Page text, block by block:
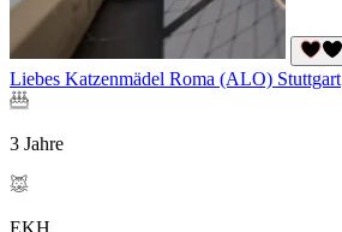
Liebes Katzenmädel Roma (ALO) Stuttgart
3 Jahre